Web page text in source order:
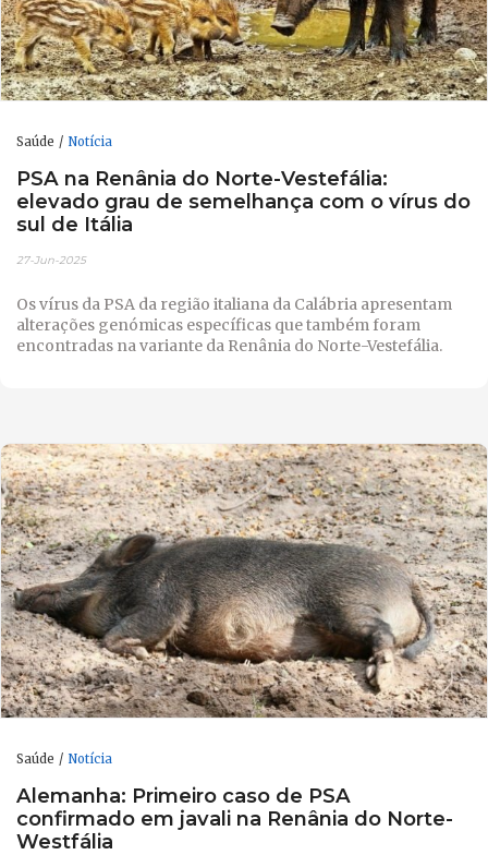
Saúde Notícia
PSA na Renânia do Norte-Vestefália:
elevado grau de semelhança com o vírus do
sul de Itália
27-Jun-2025
Os vírus da PSA da região italiana da Calábria apresentam
alterações genómicas específicas que também foram
encontradas na variante da Renânia do Norte-Vestefália.
Saúde Notícia
Alemanha: Primeiro caso de PSA
confirmado em javali na Renânia do Norte-
Westfália